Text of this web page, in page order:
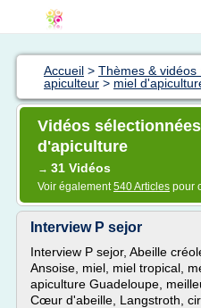
Accueil > Thèmes & vidéos
apiculteur > miel
Vidéos
d'apiculture
→ 31 Vidéos
Voir également540 Articles pour
Interview P sejor
Interview P sejor, Abeille
Ansoise, miel, miel tropical,
apiculture Guadeloupe,
Cœur d'abeille, Langstroth,